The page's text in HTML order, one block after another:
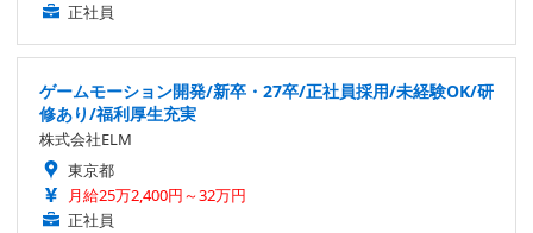
正社員
ゲームモーション開発/新卒・27卒/正社員採用/未経験OK/研
修あり/福利厚生充実
株式会社ELM
東京都
月給25万2,400円～32万円
正社員